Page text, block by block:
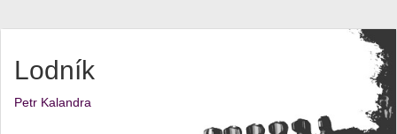
Lodník
Petr Kalandra